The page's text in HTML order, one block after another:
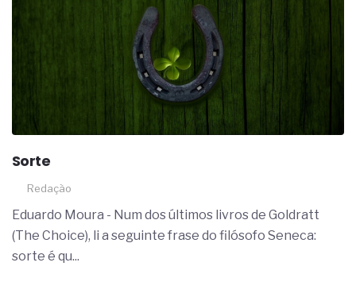
Sorte
Redação
Eduardo Moura - Num dos últimos livros de Goldratt
(The Choice), li a seguinte frase do filósofo Seneca:
sorte é qu...